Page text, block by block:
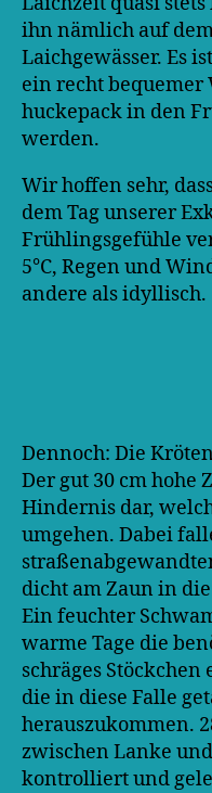
ihn nämlich auf
Laichgewässer. Es
ein recht bequemer
huckepack in den
werden.
Wir hoffen sehr,
dem Tag unserer
Frühlingsgefühle
5°C, Regen und
andere als idyllisch.
Dennoch: Die
Der gut 30 cm hohe
Hindernis dar,
umgehen. Dabei
dicht am Zaun in
Ein feuchter
warme Tage die
schräges
die in diese Falle
herauszukommen.
zwischen Lanke
kontrolliert und